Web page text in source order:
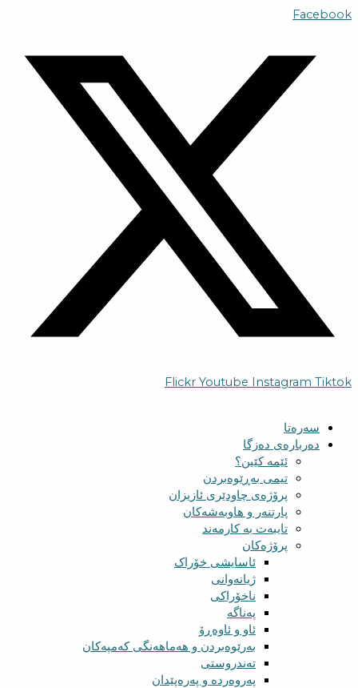
Skip
to
Facebook
Flickr Youtube Instagram Tiktok
سەرەتا
دەربارەی دەزگا
ئێمە کێین؟
تیمی بەڕێوەبردن
پرۆژەی چاودێری ئازیزان
پارتنەر و هاوبەشەکان
تایبەت بە کارمەند
پرۆژەکان
ئاسایشی خۆراک
ژیانەوانی
ناخۆراکی
پەناگە
ئاو و ئاوەڕۆ
بەرێوەبردن و هەماهەنگی کەمپەکان
تەندروستی
پەروەردە و پەرەپێدان